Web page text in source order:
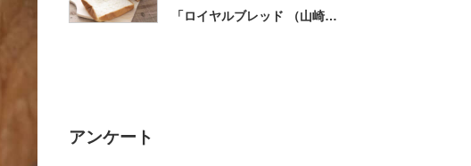
「ロイヤルブレッド （山崎製
アンケート